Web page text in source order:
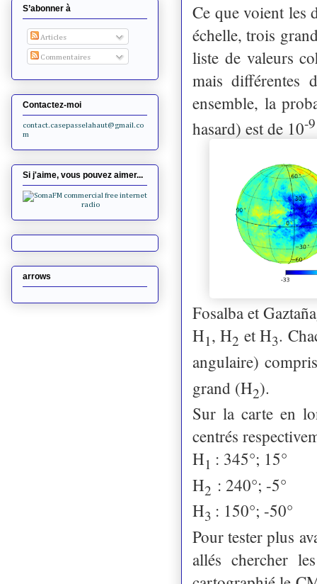
Ce que voient les
échelle, trois
liste de valeurs
mais différentes
ensemble, la
hasard) est de 10-9
Fosalba et
H1 , H2 et H3.
angulaire)
grand (H2).
Sur la carte en
centrés
H1 : 345°; 15°
H2 : 240°; -5°
H3 : 150°; -50°
Pour tester plus
allés chercher
S’abonner à
Articles
Commentaires
Contactez-moi
contact.casepasselahaut@gmail.co
m
Si j'aime, vous pouvez aimer...
arrows